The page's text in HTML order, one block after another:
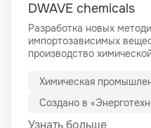
DWAVE chemicals
Разработка новых
импортозависимых
производство
Химическая
Создано в
Узнать больше